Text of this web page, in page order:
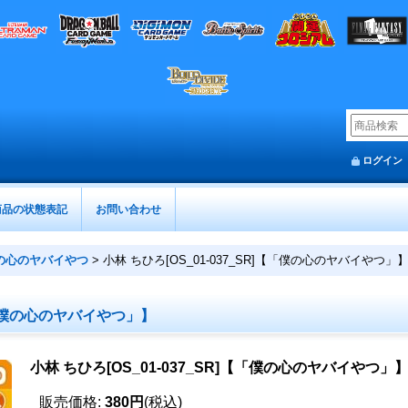
ログイン
の状態表記 お問い合わせ
心のヤバイやつ > 小林 ちひろ[OS_01-037_SR]【「僕の心のヤバイやつ」】
心のヤバイやつ」】
小林 ちひろ[OS_01-037_SR]【「僕の心のヤバイやつ」】
販売価格: 380円 (税込)